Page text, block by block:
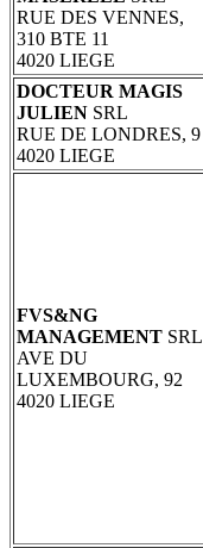
RUE DES VENNES,
310 BTE 11
4020 LIEGE
DOCTEUR MAGIS
JULIEN SRL
RUE DE LONDRES, 9
4020 LIEGE
FVS&NG
MANAGEMENT SRL
AVE DU
LUXEMBOURG, 92
4020 LIEGE